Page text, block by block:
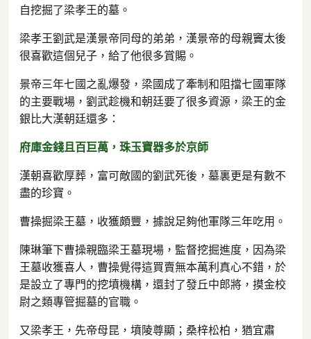
自挖掘了梁孝王的墓。
梁孝王劉武是漢景帝同母的弟弟，漢景帝的母親竇太後
很喜歡這個兒子，給了他很多賞賜。
景帝三年七國之亂爆發，梁國成了牽制和阻擋七國軍隊
的主要戰場，劉武趁機和朝廷要了很多資源，梁王的金
銀比大漢朝廷還多：
府庫金錢且百巨萬，珠玉寶器多於京師
漢朝喜歡厚葬，富可敵國的劉武死後，墓裏更是有數不
盡的珍寶。
曹操掘梁王墓，收獲頗豐，據說足夠他軍隊三年吃用。
陳琳筆下曹操親臨梁王墓現場，監督挖掘進度，因為梁
王墓收獲喜人，曹操覺得這買賣無本萬利真心不錯，於
是設立了專門的挖墳機構，還封了發丘中郎將，摸金校
尉之類專管掘墓的官職。
又梁孝王，先帝母昆，墳陵尊顯；桑梓松柏，猶宜肅